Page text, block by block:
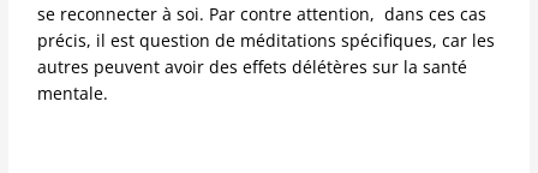
se reconnecter à soi. Par contre attention, dans ces cas
précis, il est question de méditations spécifiques, car les
autres peuvent avoir des effets délétères sur la santé
mentale.